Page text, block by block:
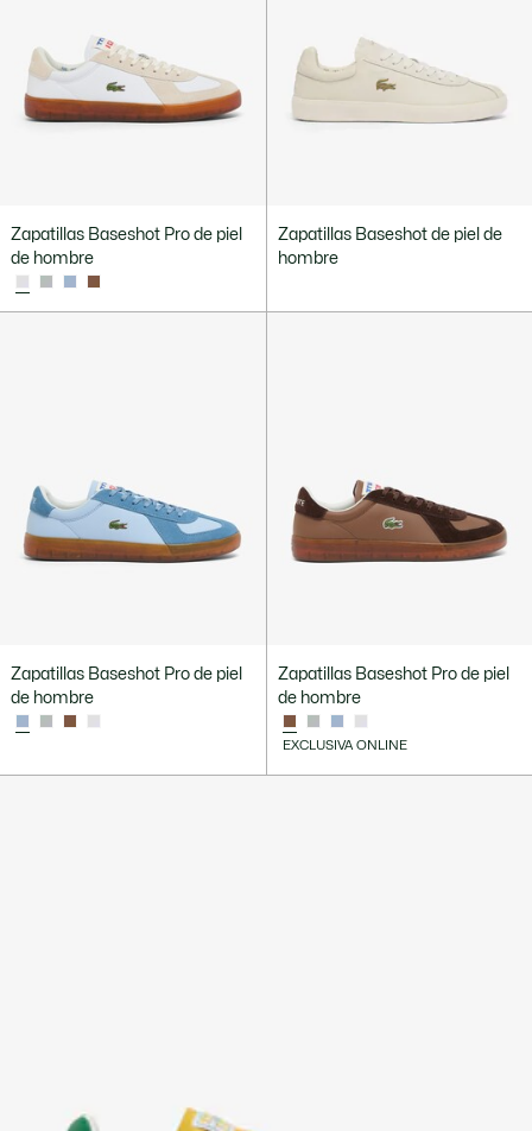
Zapatillas Baseshot Pro de piel
de hombre
Zapatillas Baseshot de piel de
hombre
Zapatillas Baseshot Pro de piel
de hombre
Zapatillas Baseshot Pro de piel
de hombre
EXCLUSIVA ONLINE